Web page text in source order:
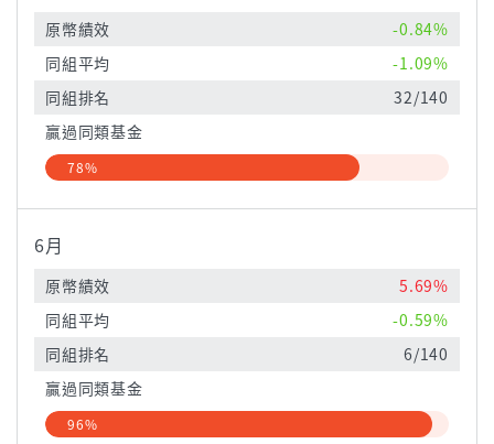
原幣績效
-0.84%
同組平均
-1.09%
同組排名
32/140
贏過同類基金
78%
6月
原幣績效
5.69%
同組平均
-0.59%
同組排名
6/140
贏過同類基金
96%